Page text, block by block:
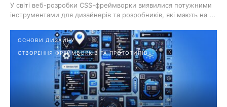
У світі веб-розробки CSS-фреймворки виявилися потужними
інструментами для дизайнерів та розробників, які мають на ...
ОСНОВИ ДИЗАЙНУ
СТВОРЕННЯ ФРЕЙМВОРКІВ ТА ПРОТОТИПІВ